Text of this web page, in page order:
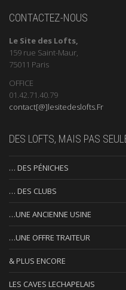
CONTACTEZ-NOUS
Le Site des Lofts,
159 rue Saint-Maur,
75011 Paris
OFFICE
01.42.71.40.79
contact[@]lesitedeslofts.Fr
DES LOFTS, MAIS PAS
… DES PÉNICHES
… DES CLUBS
…UNE ANCIENNE USINE
…UNE OFFRE TRAITEUR
& PLUS ENCORE
LES CAVES LECHAPELAIS